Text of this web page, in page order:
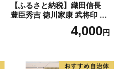
【ふるさと納税】織田信長
豊臣秀吉 徳川家康 武将印 3
枚 セット イラスト 戦国 武将
小牧山城 墨絵 龍画師 書道ア
愛知県 小牧市 お取り寄せ 送
4,000円